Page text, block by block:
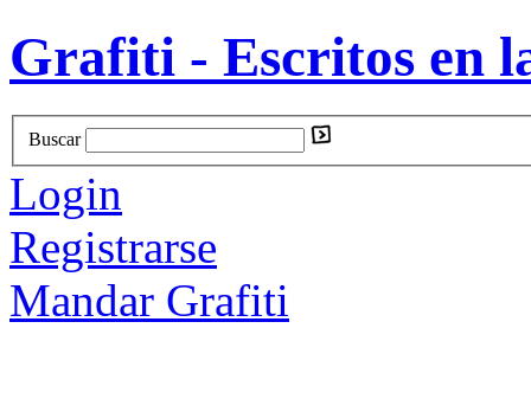
Grafiti - Escritos en
Buscar
Login
Registrarse
Mandar Grafiti